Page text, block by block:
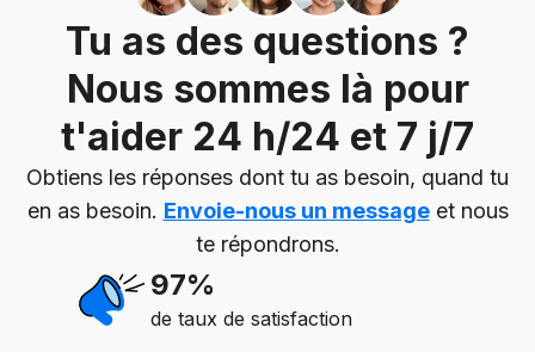
Tu as des questions ?
Nous sommes là pour
t'aider 24 h/24 et 7 j/7
Obtiens les réponses dont tu as besoin, quand tu
en as besoin. Envoie-nous un messageet nous
te répondrons.
97%
de taux de satisfaction